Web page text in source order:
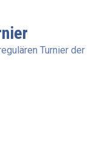
Turnier der